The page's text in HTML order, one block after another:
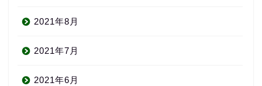
2021年8月
2021年7月
2021年6月